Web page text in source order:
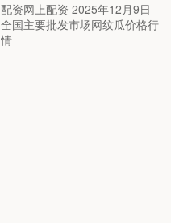
配资网上配资 2025年12月9日
全国主要批发市场网纹瓜价格行
情